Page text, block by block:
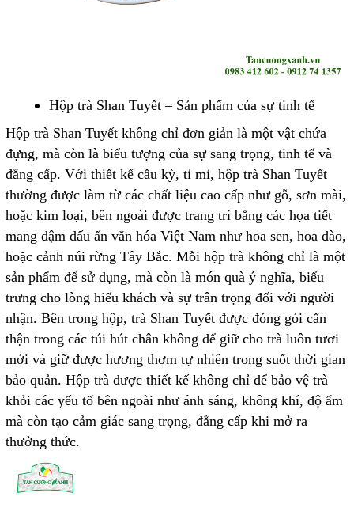
Hộp trà Shan Tuyết – Sản phẩm của sự tinh tế
Hộp trà Shan Tuyết không chỉ đơn giản là một vật chứa
đựng, mà còn là biểu tượng của sự sang trọng, tinh tế và
đẳng cấp. Với thiết kế cầu kỳ, tỉ mỉ, hộp trà Shan Tuyết
thường được làm từ các chất liệu cao cấp như gỗ, sơn mài,
hoặc kim loại, bên ngoài được trang trí bằng các họa tiết
mang đậm dấu ấn văn hóa Việt Nam như hoa sen, hoa đào,
hoặc cảnh núi rừng Tây Bắc. Mỗi hộp trà không chỉ là một
sản phẩm để sử dụng, mà còn là món quà ý nghĩa, biểu
trưng cho lòng hiếu khách và sự trân trọng đối với người
nhận. Bên trong hộp, trà Shan Tuyết được đóng gói cẩn
thận trong các túi hút chân không để giữ cho trà luôn tươi
mới và giữ được hương thơm tự nhiên trong suốt thời gian
bảo quản. Hộp trà được thiết kế không chỉ để bảo vệ trà
khỏi các yếu tố bên ngoài như ánh sáng, không khí, độ ẩm
mà còn tạo cảm giác sang trọng, đẳng cấp khi mở ra
thưởng thức.